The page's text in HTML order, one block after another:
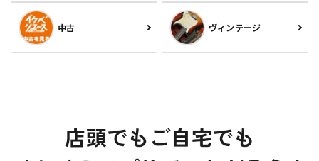
中古 ヴィンテージ